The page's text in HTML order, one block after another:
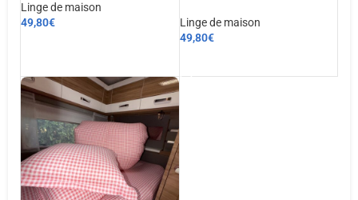
Linge de maison
49,80€
Linge de maison
49,80€